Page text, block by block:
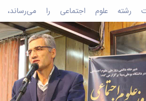
رشته علوم اجتماعی را